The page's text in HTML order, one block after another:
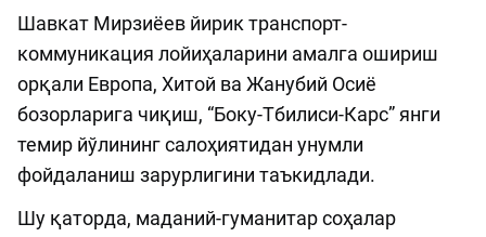
Шавкат Мирзиёев йирик транспорт-
коммуникация лойиҳаларини амалга ошириш
орқали Европа, Хитой ва Жанубий Осиё
бозорларига чиқиш, “Боку-Тбилиси-Карс” янги
темир йўлининг салоҳиятидан унумли
фойдаланиш зарурлигини таъкидлади.
Шу қаторда, маданий-гуманитар соҳалар